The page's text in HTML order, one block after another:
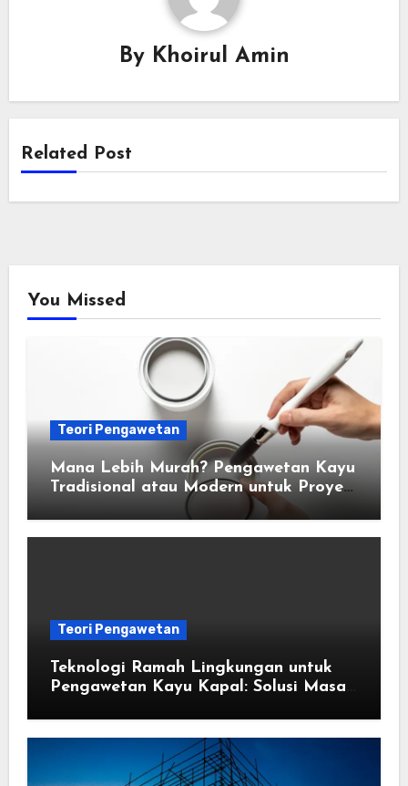
By Khoirul Amin
Related Post
You Missed
Teori Pengawetan
Mana Lebih Murah? Pengawetan Kayu
Tradisional atau Modern untuk Proyek
Teori Pengawetan
Teknologi Ramah Lingkungan untuk
Pengawetan Kayu Kapal: Solusi Masa